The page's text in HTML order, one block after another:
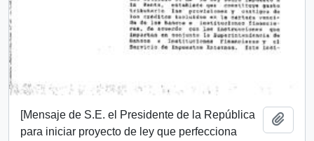
[Mensaje de S.E. el Presidente de la República
para iniciar proyecto de ley que perfecciona